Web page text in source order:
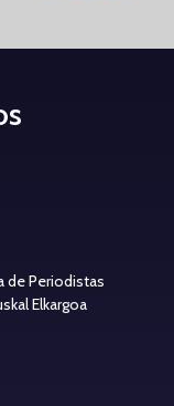
de Periodistas
Elkargoa